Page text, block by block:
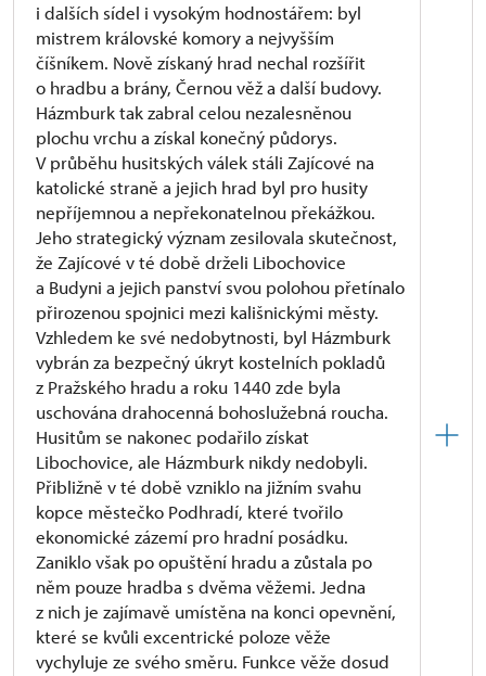
i dalších sídel i vysokým hodnostářem: byl
mistrem královské komory a nejvyšším
číšníkem. Nově získaný hrad nechal rozšířit
o hradbu a brány, Černou věž a další budovy.
Házmburk tak zabral celou nezalesněnou
plochu vrchu a získal konečný půdorys.
V průběhu husitských válek stáli Zajícové na
katolické straně a jejich hrad byl pro husity
nepříjemnou a nepřekonatelnou překážkou.
Jeho strategický význam zesilovala skutečnost,
že Zajícové v té době drželi Libochovice
a Budyni a jejich panství svou polohou přetínalo
přirozenou spojnici mezi kališnickými městy.
Vzhledem ke své nedobytnosti, byl Házmburk
vybrán za bezpečný úkryt kostelních pokladů
z Pražského hradu a roku 1440 zde byla
uschována drahocenná bohoslužebná roucha.
Husitům se nakonec podařilo získat
Libochovice, ale Házmburk nikdy nedobyli.
Přibližně v té době vzniklo na jižním svahu
kopce městečko Podhradí, které tvořilo
ekonomické zázemí pro hradní posádku.
Zaniklo však po opuštění hradu a zůstala po
něm pouze hradba s dvěma věžemi. Jedna
z nich je zajímavě umístěna na konci opevnění,
které se kvůli excentrické poloze věže
vychyluje ze svého směru. Funkce věže dosud